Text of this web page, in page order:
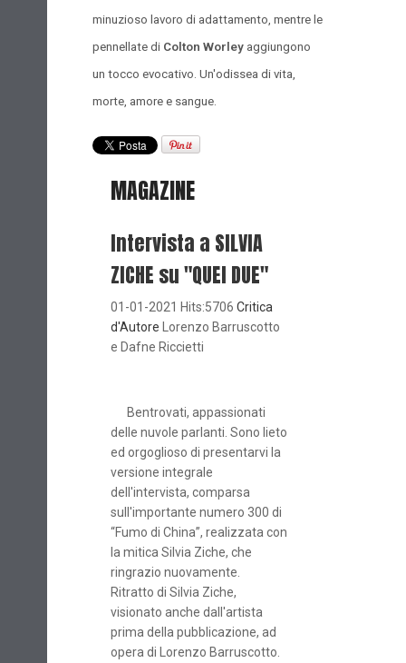
minuzioso lavoro di adattamento, mentre le
pennellate di Colton Worley aggiungono
un tocco evocativo. Un'odissea di vita,
morte, amore e sangue.
MAGAZINE
Intervista a SILVIA
ZICHE su "QUEI DUE"
01-01-2021 Hits:5706 Critica
d'Autore Lorenzo Barruscotto
e Dafne Riccietti
Bentrovati, appassionati
delle nuvole parlanti. Sono lieto
ed orgoglioso di presentarvi la
versione integrale
dell'intervista, comparsa
sull'importante numero 300 di
“Fumo di China”, realizzata con
la mitica Silvia Ziche, che
ringrazio nuovamente.
Ritratto di Silvia Ziche,
visionato anche dall'artista
prima della pubblicazione, ad
opera di Lorenzo Barruscotto.